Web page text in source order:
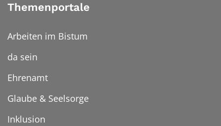
Themenportale
Arbeiten im Bistum
da sein
Ehrenamt
Glaube & Seelsorge
Inklusion